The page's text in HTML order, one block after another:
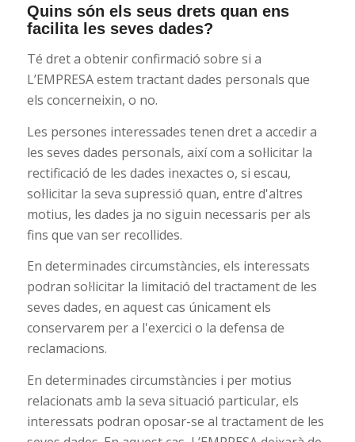
Quins són els seus drets quan ens
facilita les seves dades?
Té dret a obtenir confirmació sobre si a
L’EMPRESA estem tractant dades personals que
els concerneixin, o no.
Les persones interessades tenen dret a accedir a
les seves dades personals, així com a sol·licitar la
rectificació de les dades inexactes o, si escau,
sol·licitar la seva supressió quan, entre d'altres
motius, les dades ja no siguin necessaris per als
fins que van ser recollides.
En determinades circumstàncies, els interessats
podran sol·licitar la limitació del tractament de les
seves dades, en aquest cas únicament els
conservarem per a l'exercici o la defensa de
reclamacions.
En determinades circumstàncies i per motius
relacionats amb la seva situació particular, els
interessats podran oposar-se al tractament de les